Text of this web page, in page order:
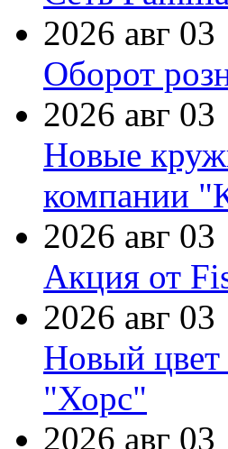
2026 авг 03
Оборот
2026 авг 03
Новые
компании
2026 авг 03
Акция от
2026 авг 03
Новый цвет
"Хорс"
2026 авг 03